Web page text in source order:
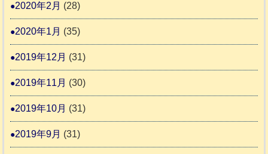
2020年2月 (28)
2020年1月 (35)
2019年12月 (31)
2019年11月 (30)
2019年10月 (31)
2019年9月 (31)